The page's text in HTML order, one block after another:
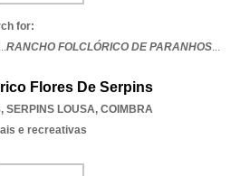
for:
RANCHO FOLCLÓRICO DE PARANHOS...
Flores De Serpins
, SERPINS LOUSA, COIMBRA
e recreativas